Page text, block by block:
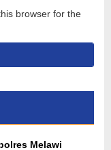
browser for the
Melawi